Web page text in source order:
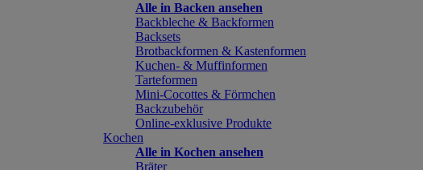
Alle in Backen ansehen
Backbleche & Backformen
Backsets
Brotbackformen & Kastenformen
Kuchen- & Muffinformen
Tarteformen
Mini-Cocottes & Förmchen
Backzubehör
Online-exklusive Produkte
Kochen
Alle in Kochen ansehen
Bräter